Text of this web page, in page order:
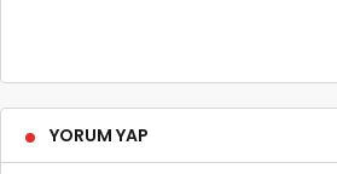
YORUM YAP